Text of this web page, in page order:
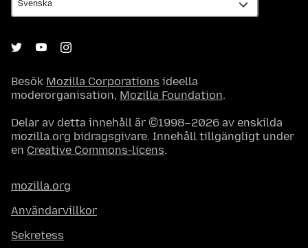
Besök Mozilla Corporations ideella
moderorganisation, Mozilla Foundation.
Delar av detta innehåll är ©1998–2026 av enskilda
mozilla.org bidragsgivare. Innehåll tillgängligt under
en Creative Commons-licens.
mozilla.org
Användarvillkor
Sekretess